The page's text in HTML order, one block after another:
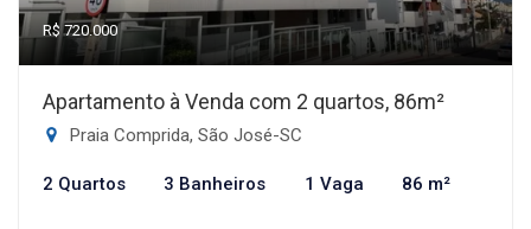
R$ 720.000
Apartamento à Venda com 2 quartos, 86m²
Praia Comprida, São José-SC
2 Quartos 3 Banheiros 1 Vaga 86 m²